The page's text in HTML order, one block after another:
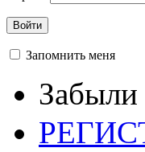
Войти
Запомнить меня
Забыли